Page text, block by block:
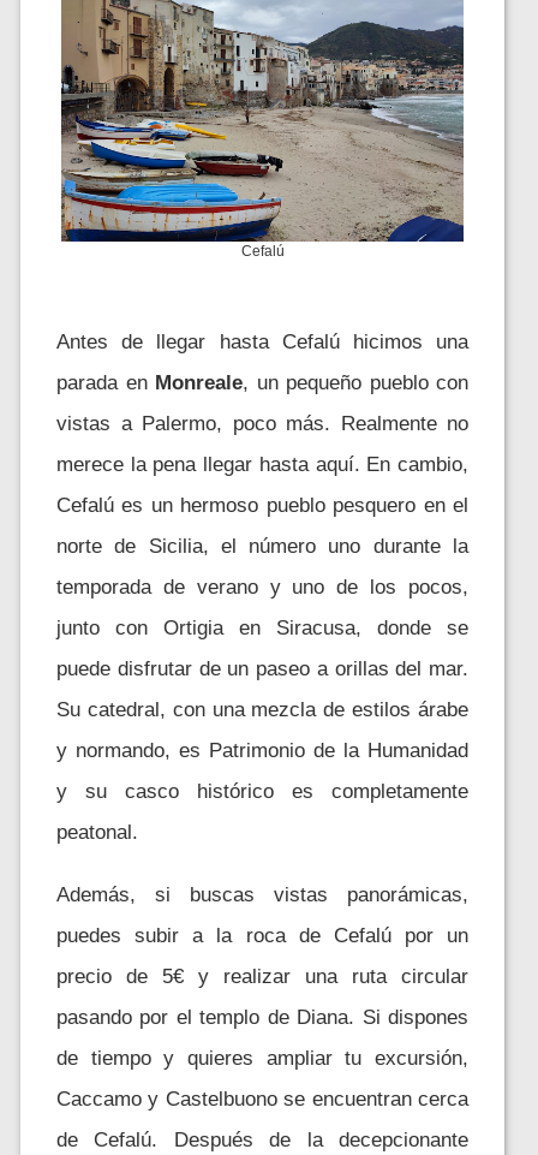
Cefalú
Antes de llegar hasta Cefalú hicimos una
parada en Monreale, un pequeño pueblo con
vistas a Palermo, poco más. Realmente no
merece la pena llegar hasta aquí. En cambio,
Cefalú es un hermoso pueblo pesquero en el
norte de Sicilia, el número uno durante la
temporada de verano y uno de los pocos,
junto con Ortigia en Siracusa, donde se
puede disfrutar de un paseo a orillas del mar.
Su catedral, con una mezcla de estilos árabe
y normando, es Patrimonio de la Humanidad
y su casco histórico es completamente
peatonal.
Además, si buscas vistas panorámicas,
puedes subir a la roca de Cefalú por un
precio de 5€ y realizar una ruta circular
pasando por el templo de Diana. Si dispones
de tiempo y quieres ampliar tu excursión,
Caccamo y Castelbuono se encuentran cerca
de Cefalú. Después de la decepcionante